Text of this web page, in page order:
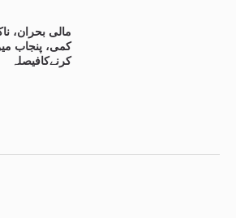
مالی بحران،
کمی، پنجاب
کرنےکافیصلہ